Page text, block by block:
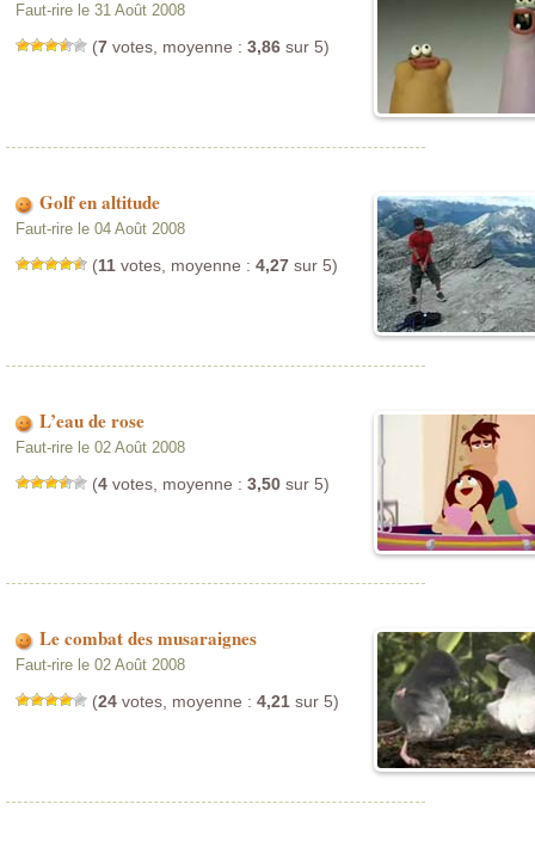
Faut-rire le 31 Août 2008
(7 votes, moyenne :3,86 sur 5)
Golf en altitude
Faut-rire le 04 Août 2008
(11 votes, moyenne :4,27 sur 5)
L’eau de rose
Faut-rire le 02 Août 2008
(4 votes, moyenne :3,50 sur 5)
Le combat des musaraignes
Faut-rire le 02 Août 2008
(24 votes, moyenne :4,21 sur 5)